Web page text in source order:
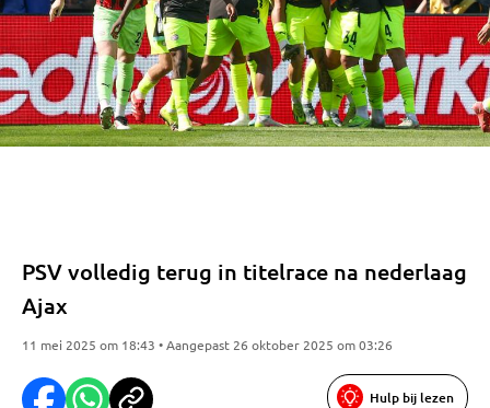
PSV volledig terug in titelrace na nederlaag
Ajax
11 mei 2025 om 18:43 • Aangepast 26 oktober 2025 om 03:26
Hulp bij lezen